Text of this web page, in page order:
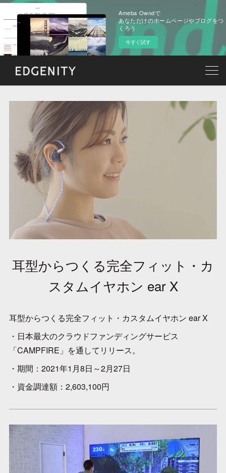
Ameba Owndで
あなただけのホームページやブログをつ
くろう
今すぐ試す
耳型からつくる完全フィット・カ
スタムイヤホン ear X
耳型からつくる完全フィット・カスタムイヤホン ear X
・日本最大のクラウドファンディングサービス
「CAMPFIRE」を通してリリース。
・期間：2021年1月8日～2月27日
・資金調達額：2,603,100円